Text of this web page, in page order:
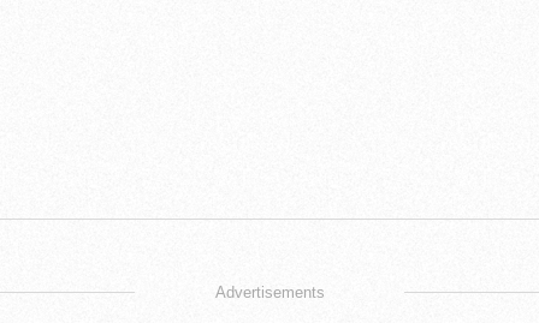
Advertisements